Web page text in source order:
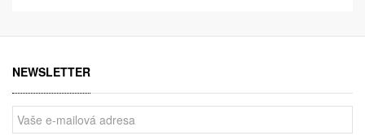
NEWSLETTER